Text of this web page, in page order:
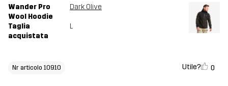
Wander Pro
Wool Hoodie
Dark Olive
Taglia
acquistata
L
Nr articolo 10910 Utile? 0